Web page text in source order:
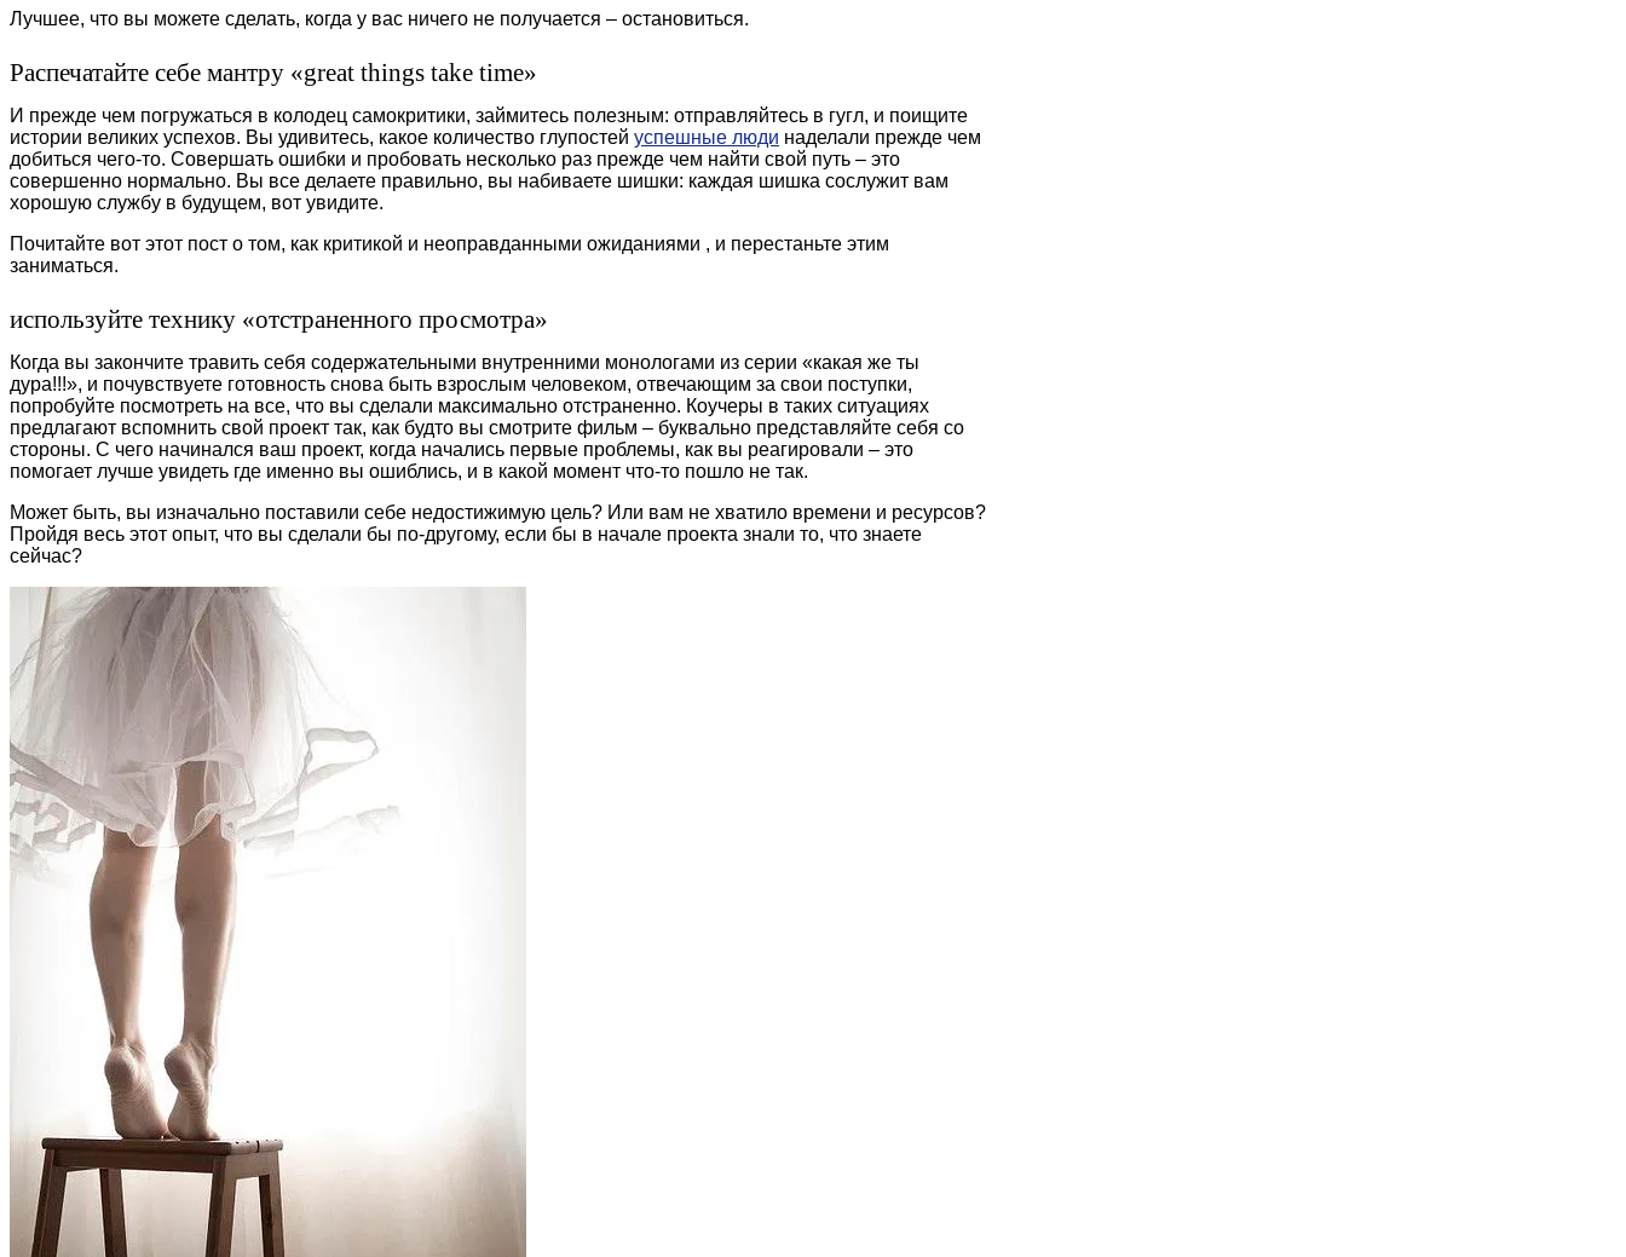
Лучшее, что вы можете сделать, когда у вас ничего не получается – остановиться.
Распечатайте себе мантру «great things take time»
И прежде чем погружаться в колодец самокритики, займитесь полезным: отправляйтесь в гугл, и поищите
истории великих успехов. Вы удивитесь, какое количество глупостей успешные люди наделали прежде чем
добиться чего-то. Совершать ошибки и пробовать несколько раз прежде чем найти свой путь – это
совершенно нормально. Вы все делаете правильно, вы набиваете шишки: каждая шишка сослужит вам
хорошую службу в будущем, вот увидите.
Почитайте вот этот пост о том, как критикой и неоправданными ожиданиями , и перестаньте этим
заниматься.
используйте технику «отстраненного просмотра»
Когда вы закончите травить себя содержательными внутренними монологами из серии «какая же ты
дура!!!», и почувствуете готовность снова быть взрослым человеком, отвечающим за свои поступки,
попробуйте посмотреть на все, что вы сделали максимально отстраненно. Коучеры в таких ситуациях
предлагают вспомнить свой проект так, как будто вы смотрите фильм – буквально представляйте себя со
стороны. С чего начинался ваш проект, когда начались первые проблемы, как вы реагировали – это
помогает лучше увидеть где именно вы ошиблись, и в какой момент что-то пошло не так.
Может быть, вы изначально поставили себе недостижимую цель? Или вам не хватило времени и ресурсов?
Пройдя весь этот опыт, что вы сделали бы по-другому, если бы в начале проекта знали то, что знаете
сейчас?